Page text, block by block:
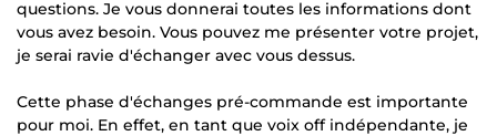
questions. Je vous donnerai toutes les informations dont
vous avez besoin. Vous pouvez me présenter votre projet,
je serai ravie d'échanger avec vous dessus.
Cette phase d'échanges pré-commande est importante
pour moi. En effet, en tant que voix off indépendante, je